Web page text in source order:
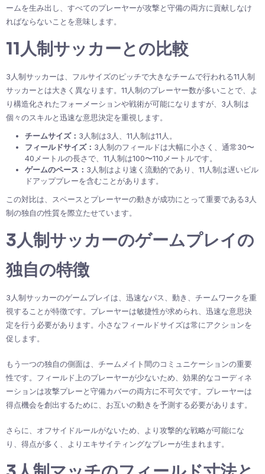
ームを生み出し、すべてのプレーヤーが攻撃と守備の両方に貢献しなけ
ればならないことを意味します。
11人制サッカーとの比較
3人制サッカーは、フルサイズのピッチで大きなチームで行われる11人制
サッカーとは大きく異なります。11人制のプレーヤー数が多いことで、よ
り構造化されたフォーメーションや戦術が可能になりますが、3人制は
個々のスキルと迅速な意思決定を重視します。
チームサイズ： 3人制は3人、11人制は11人。
フィールドサイズ： 3人制のフィールドは大幅に小さく、通常30〜
40メートルの長さで、11人制は100〜110メートルです。
ゲームのペース： 3人制はより速く流動的であり、11人制は遅いビル
ドアッププレーを含むことがあります。
この対比は、スペースとプレーヤーの動きが成功にとって重要である3人
制の独自の性質を際立たせています。
3人制サッカーのゲームプレイの
独自の特徴
3人制サッカーのゲームプレイは、迅速なパス、動き、チームワークを重
視することが特徴です。プレーヤーは敏捷性が求められ、迅速な意思決
定を行う必要があります。小さなフィールドサイズは常にアクションを
促します。
もう一つの独自の側面は、チームメイト間のコミュニケーションの重要
性です。フィールド上のプレーヤーが少ないため、効果的なコーディネ
ーションは攻撃プレーと守備カバーの両方に不可欠です。プレーヤーは
得点機会を創出するために、お互いの動きを予測する必要があります。
さらに、オフサイドルールがないため、より攻撃的な戦略が可能にな
り、得点が多く、よりエキサイティングなプレーが生まれます。